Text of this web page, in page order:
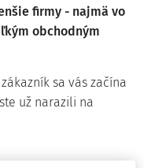
firmy - najmä vo
obchodným
sa vás začína
už narazili na